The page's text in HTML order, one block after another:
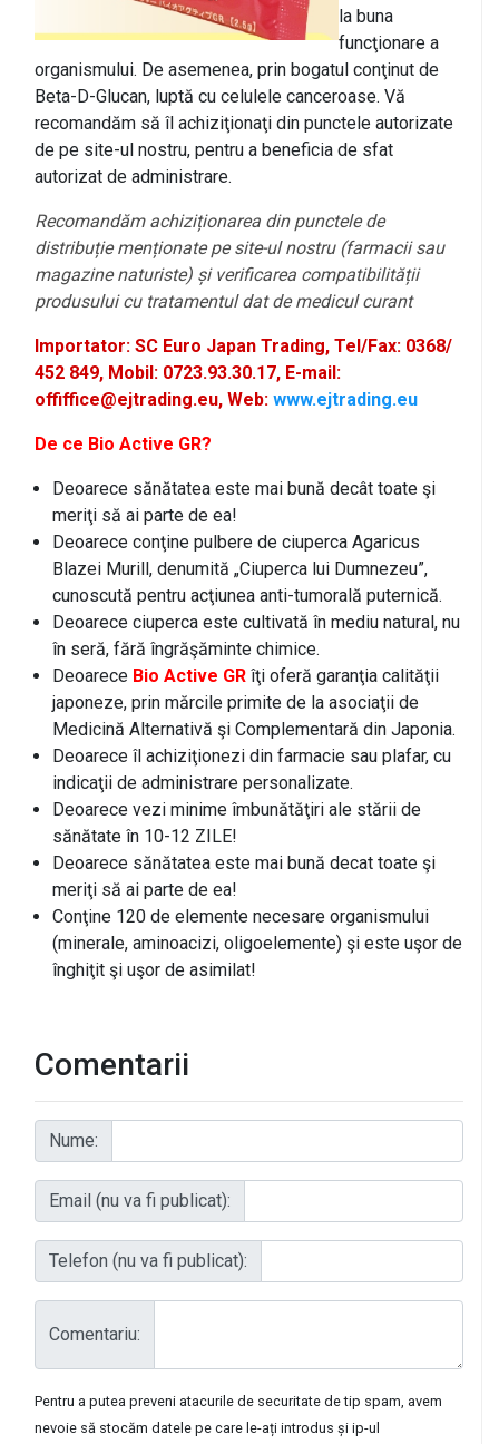
la buna
funcţionare a
organismului. De asemenea, prin bogatul conţinut de
Beta-D-Glucan, luptă cu celulele canceroase. Vă
recomandăm să îl achiziţionaţi din punctele autorizate
de pe site-ul nostru, pentru a beneficia de sfat
autorizat de administrare.
Recomandăm achiziționarea din punctele de
distribuție menționate pe site-ul nostru (farmacii sau
magazine naturiste) și verificarea compatibilității
produsului cu tratamentul dat de medicul curant
Importator: SC Euro Japan Trading, Tel/Fax: 0368/
452 849, Mobil: 0723.93.30.17, E-mail:
offiffice@ejtrading.eu, Web: www.ejtrading.eu
De ce Bio Active GR?
Deoarece sănătatea este mai bună decât toate şi
meriţi să ai parte de ea!
Deoarece conţine pulbere de ciuperca Agaricus
Blazei Murill, denumită „Ciuperca lui Dumnezeu”,
cunoscută pentru acţiunea anti-tumorală puternică.
Deoarece ciuperca este cultivată în mediu natural, nu
în seră, fără îngrăşăminte chimice.
Deoarece Bio Active GR îţi oferă garanţia calităţii
japoneze, prin mărcile primite de la asociaţii de
Medicină Alternativă şi Complementară din Japonia.
Deoarece îl achiziţionezi din farmacie sau plafar, cu
indicaţii de administrare personalizate.
Deoarece vezi minime îmbunătăţiri ale stării de
sănătate în 10-12 ZILE!
Deoarece sănătatea este mai bună decat toate şi
meriţi să ai parte de ea!
Conţine 120 de elemente necesare organismului
(minerale, aminoacizi, oligoelemente) şi este uşor de
înghiţit şi uşor de asimilat!
Comentarii
Nume:
Email (nu va fi publicat):
Telefon (nu va fi publicat):
Comentariu:
Pentru a putea preveni atacurile de securitate de tip spam, avem
nevoie să stocăm datele pe care le-ați introdus și ip-ul